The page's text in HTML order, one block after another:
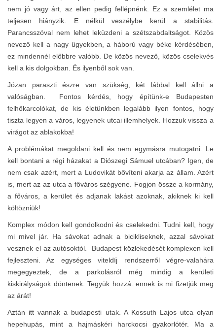
nem jó vagy árt, az ellen pedig fellépnénk. Ez a szemlélet ma
teljesen hiányzik. E nélkül veszélybe kerül a stabilitás.
Parancsszóval nem lehet leküzdeni a szétszabdaltságot. Közös
nevező kell a nagy ügyekben, a háború vagy béke kérdésében,
ez mindennél előbbre valóbb. De közös nevező, közös cselekvés
kell a kis dolgokban. És ilyenből sok van.
Józan paraszti észre van szükség, két lábbal kell állni a
valóságban. Fontos kérdés, hogy építünk-e Budapesten
felhőkarcolókat, de kis életünkben legalább ilyen fontos, hogy
tiszta legyen a város, legyenek utcai illemhelyek. Hozzuk vissza a
virágot az ablakokba!
A problémákat megoldani kell és nem egymásra mutogatni. Le
kell bontani a régi házakat a Diószegi Sámuel utcában? Igen, de
nem csak azért, mert a Ludovikát bővíteni akarja az állam. Azért
is, mert az az utca a főváros szégyene. Fogjon össze a kormány,
a főváros, a kerület és adjanak lakást azoknak, akiknek ki kell
költözniük!
Komplex módon kell gondolkodni és cselekedni. Tudni kell, hogy
mi mivel jár. Ha sávokat adnak a bicikliseknek, azzal sávokat
vesznek el az autósoktól. Budapest közlekedését komplexen kell
fejleszteni. Az egységes viteldíj rendszerről végre-valahára
megegyeztek, de a parkolásról még mindig a kerületi
kiskirályságok döntenek. Tegyük hozzá: ennek is mi fizetjük meg
az árát!
Aztán itt vannak a budapesti utak. A Kossuth Lajos utca olyan
hepehupás, mint a hajmáskéri harckocsi gyakorlótér. Ma a